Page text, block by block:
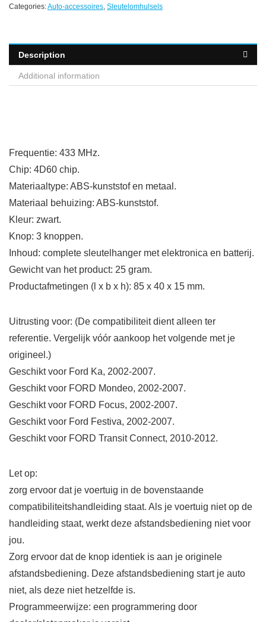
Categories:Auto-accessoires, Sleutelomhulsels
Description
Additional information
Frequentie: 433 MHz.
Chip: 4D60 chip.
Materiaaltype: ABS-kunststof en metaal.
Materiaal behuizing: ABS-kunststof.
Kleur: zwart.
Knop: 3 knoppen.
Inhoud: complete sleutelhanger met elektronica en batterij.
Gewicht van het product: 25 gram.
Productafmetingen (l x b x h): 85 x 40 x 15 mm.
Uitrusting voor: (De compatibiliteit dient alleen ter
referentie. Vergelijk vóór aankoop het volgende met je
origineel.)
Geschikt voor Ford Ka, 2002-2007.
Geschikt voor FORD Mondeo, 2002-2007.
Geschikt voor FORD Focus, 2002-2007.
Geschikt voor Ford Festiva, 2002-2007.
Geschikt voor FORD Transit Connect, 2010-2012.
Let op:
zorg ervoor dat je voertuig in de bovenstaande
compatibiliteitshandleiding staat. Als je voertuig niet op de
handleiding staat, werkt deze afstandsbediening niet voor
jou.
Zorg ervoor dat de knop identiek is aan je originele
afstandsbediening. Deze afstandsbediening start je auto
niet, als deze niet hetzelfde is.
Programmeerwijze: een programmering door